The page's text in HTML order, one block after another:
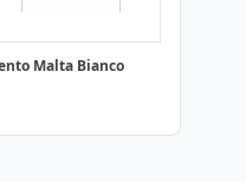
Malta Bianco